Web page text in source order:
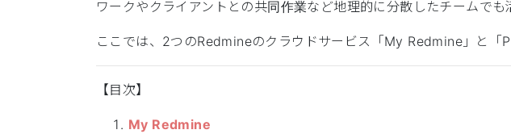
ワークやクライアントとの共同作業など地理的に分散したチームでも
ここでは、2つのRedmineのクラウドサービス「My Redmine」と「
【目次】
My Redmine